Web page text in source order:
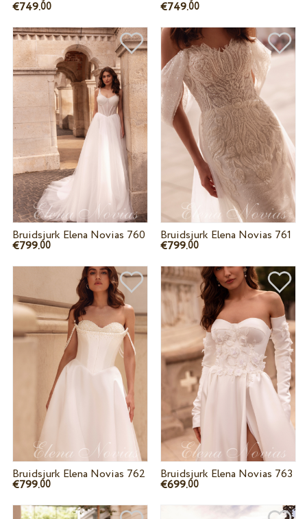
€749.00 €749.00
Bruidsjurk Elena Novias 760
€799.00
Bruidsjurk Elena Novias 761
€799.00
Bruidsjurk Elena Novias 762
€799.00
Bruidsjurk Elena Novias 763
€699.00